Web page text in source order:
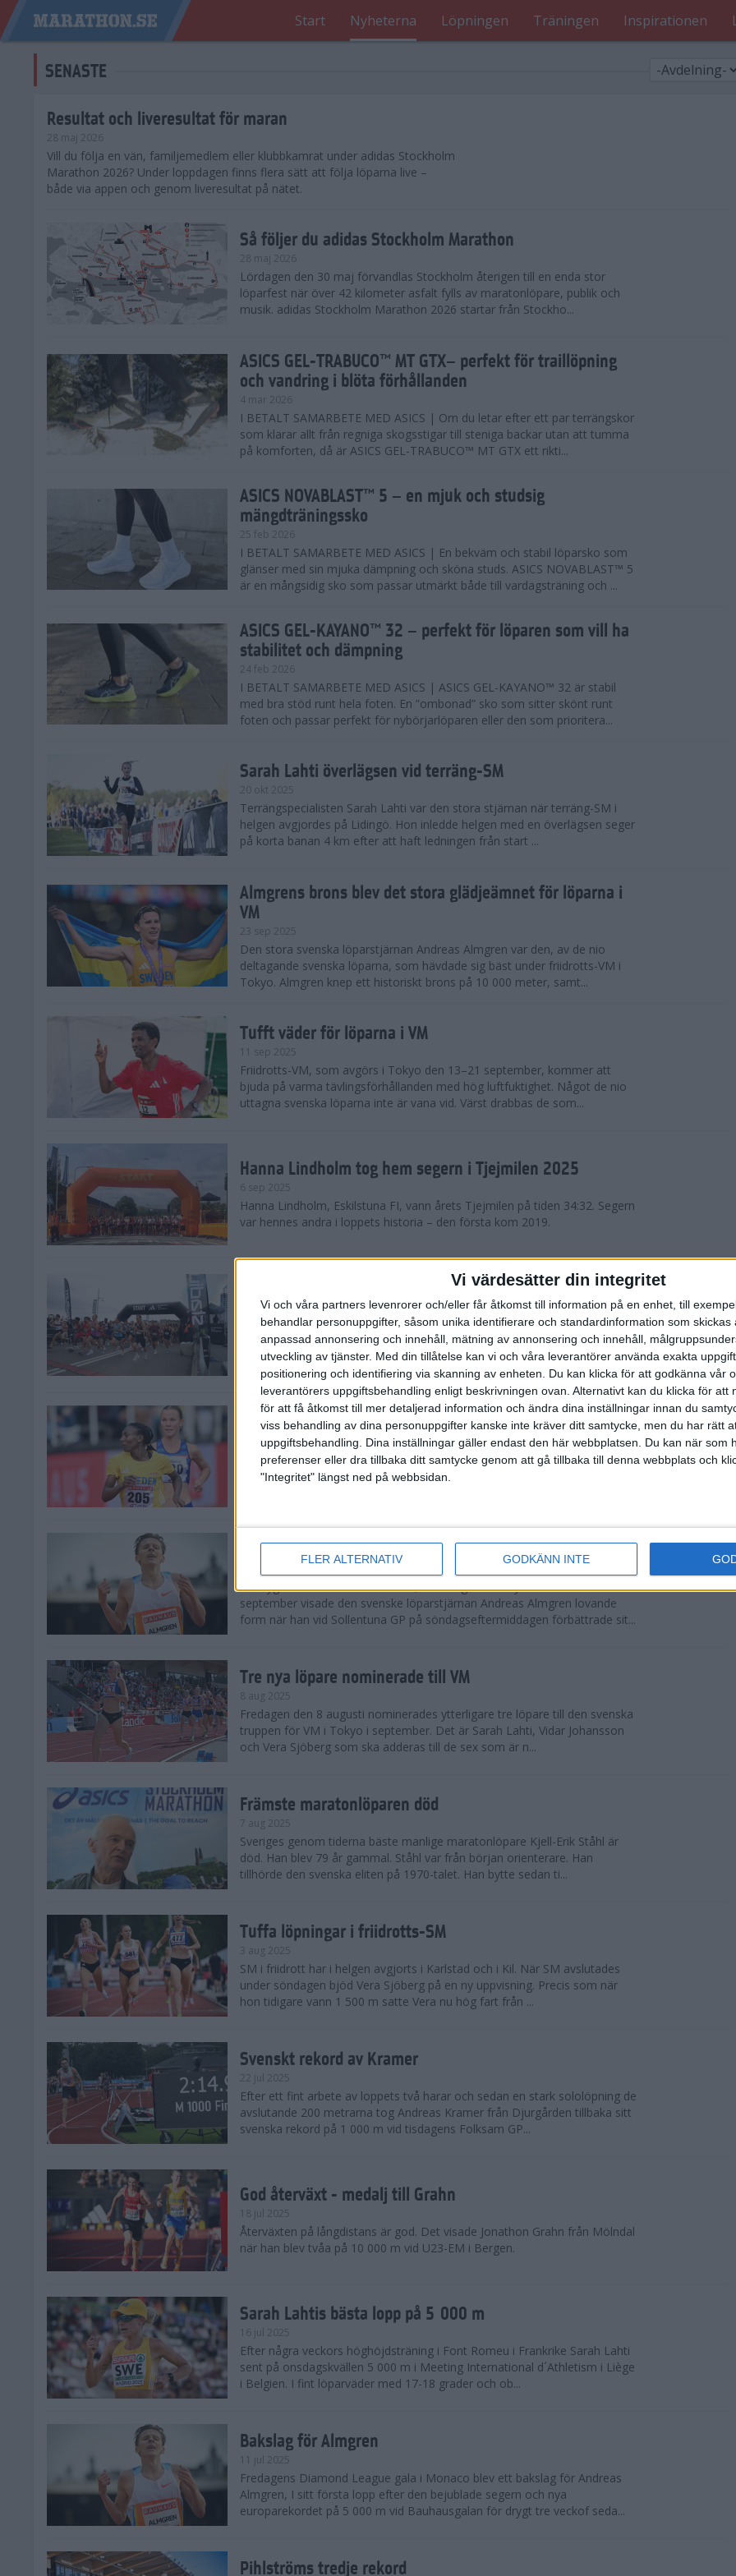
Vi värdesätter din integritet
Vi och våra partners levenrorer och/eller får åtkomst till information på en enhet, till
behandlar personuppgifter, såsom unika identifierare och standardinformation som skickas
anpassad annonsering och innehåll, mätning av annonsering och innehåll,
utveckling av tjänster. Med din tillåtelse kan vi och våra leverantörer använda exakta
positionering och identifiering via skanning av enheten. Du kan klicka för att godkänna vår
leverantörers uppgiftsbehandling enligt beskrivningen ovan. Alternativt kan du klicka för att
för att få åtkomst till mer detaljerad information och ändra dina inställningar innan du
viss behandling av dina personuppgifter kanske inte kräver ditt samtycke, men du har rätt
uppgiftsbehandling. Dina inställningar gäller endast den här webbplatsen. Du kan när som
preferenser eller dra tillbaka ditt samtycke genom att gå tillbaka till denna webbplats och
"Integritet" längst ned på webbsidan.
FLER ALTERNATIV GODKÄNN INTE
Start Nyheterna Löpningen Träningen Inspirationen
SENASTE
Resultat och liveresultat för maran
28 maj 2026
​Vill du följa en vän, familjemedlem eller klubbkamrat under adidas Stockholm
Marathon 2026? Under loppdagen finns flera sätt att följa löparna live –
både via appen och genom liveresultat på nätet.
Så följer du adidas Stockholm Marathon
28 maj 2026
Lördagen den 30 maj förvandlas Stockholm återigen till en enda stor
löparfest när över 42 kilometer asfalt fylls av maratonlöpare, publik och
musik. adidas Stockholm Marathon 2026 startar från Stockho...
ASICS GEL-TRABUCO™ MT GTX– perfekt för traillöpning
och vandring i blöta förhållanden
4 mar 2026
I BETALT SAMARBETE MED ASICS | Om du letar efter ett par terrängskor
som klarar allt från regniga skogsstigar till steniga backar utan att tumma
på komforten, då är ASICS GEL-TRABUCO™ MT GTX ett rikti...
ASICS NOVABLAST™ 5 – en mjuk och studsig
mängdträningssko
25 feb 2026
I BETALT SAMARBETE MED ASICS | En bekväm och stabil löparsko som
glänser med sin mjuka dämpning och sköna studs. ASICS NOVABLAST™ 5
är en mångsidig sko som passar utmärkt både till vardagsträning och ...
ASICS GEL-KAYANO™ 32 – perfekt för löparen som vill ha
stabilitet och dämpning
24 feb 2026
I BETALT SAMARBETE MED ASICS | ASICS GEL-KAYANO™ 32 är stabil
med bra stöd runt hela foten. En ”ombonad” sko som sitter skönt runt
foten och passar perfekt för nybörjarlöparen eller den som prioritera...
Sarah Lahti överlägsen vid terräng-SM
20 okt 2025
Terrängspecialisten Sarah Lahti var den stora stjärnan när terräng-SM i
helgen avgjordes på Lidingö. Hon inledde helgen med en överlägsen seger
på korta banan 4 km efter att haft ledningen från start ...
Almgrens brons blev det stora glädjeämnet för löparna i
VM
23 sep 2025
Den stora svenska löparstjärnan Andreas Almgren var den, av de nio
deltagande svenska löparna, som hävdade sig bäst under friidrotts-VM i
Tokyo. Almgren knep ett historiskt brons på 10 000 meter, samt...
Tufft väder för löparna i VM
11 sep 2025
Friidrotts-VM, som avgörs i Tokyo den 13–21 september, kommer att
bjuda på varma tävlingsförhållanden med hög luftfuktighet. Något de nio
uttagna svenska löparna inte är vana vid. Värst drabbas de som...
Hanna Lindholm tog hem segern i Tjejmilen 2025
6 sep 2025
Hanna Lindholm, Eskilstuna FI, vann årets Tjejmilen på tiden 34:32. Segern
var hennes andra i loppets historia – den första kom 2019.
Snabbaste segertiden på 12 år i rekordstort adidas
Stockholm Halvmaraton
30 aug 2025
Ett slutsålt och rekordstort adidas Stockholm Halvmaraton avgjordes i
nästintill perfekt löparväder. 18 grader, mulet och väldigt lite vind. Totalt
var 19,866 löpare anmälda, varav 15,807 kom till sta...
Löparna viktiga när Sverige vann Finnkampen
26 aug 2025
Den hundrade upplagan av Finnkampen, världens äldsta och största
landskamp i friidrott, avgjordes inför fullsatta läktare på Stockholms
Svenskt rekord när Almgren testade VM-formen
En dryg månad före friidrotts-VM, som avgörs i Tokyo den 13-21
september visade den svenske löparstjärnan Andreas Almgren lovande
form när han vid Sollentuna GP på söndagseftermiddagen förbättrade sit...
Tre nya löpare nominerade till VM
8 aug 2025
Fredagen den 8 augusti nominerades ytterligare tre löpare till den svenska
truppen för VM i Tokyo i september. Det är Sarah Lahti, Vidar Johansson
och Vera Sjöberg som ska adderas till de sex som är n...
Främste maratonlöparen död
7 aug 2025
Sveriges genom tiderna bäste manlige maratonlöpare Kjell-Erik Ståhl är
död. Han blev 79 år gammal. Ståhl var från början orienterare. Han
tillhörde den svenska eliten på 1970-talet. Han bytte sedan ti...
Tuffa löpningar i friidrotts-SM
3 aug 2025
SM i friidrott har i helgen avgjorts i Karlstad och i Kil. När SM avslutades
under söndagen bjöd Vera Sjöberg på en ny uppvisning. Precis som när
hon tidigare vann 1 500 m satte Vera nu hög fart från ...
Svenskt rekord av Kramer
22 jul 2025
Efter ett fint arbete av loppets två harar och sedan en stark sololöpning de
avslutande 200 metrarna tog Andreas Kramer från Djurgården tillbaka sitt
svenska rekord på 1 000 m vid tisdagens Folksam GP...
God återväxt - medalj till Grahn
18 jul 2025
Återväxten på långdistans är god. Det visade Jonathon Grahn från Mölndal
när han blev tvåa på 10 000 m vid U23-EM i Bergen.
Sarah Lahtis bästa lopp på 5 000 m
16 jul 2025
Efter några veckors höghöjdsträning i Font Romeu i Frankrike Sarah Lahti
sent på onsdagskvällen 5 000 m i Meeting International d´Athletism i Liège
i Belgien. I fint löparväder med 17-18 grader och ob...
Bakslag för Almgren
11 jul 2025
Fredagens Diamond League gala i Monaco blev ett bakslag för Andreas
Almgren, I sitt första lopp efter den bejublade segern och nya
europarekordet på 5 000 m vid Bauhausgalan för drygt tre veckof seda...
Pihlströms tredje rekord